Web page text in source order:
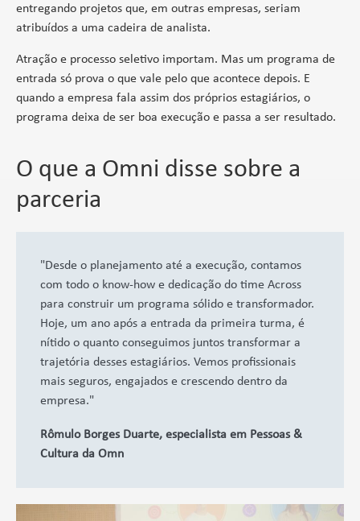
entregando projetos que, em outras empresas, seriam
atribuídos a uma cadeira de analista.
Atração e processo seletivo importam. Mas um programa de
entrada só prova o que vale pelo que acontece depois. E
quando a empresa fala assim dos próprios estagiários, o
programa deixa de ser boa execução e passa a ser resultado.
O que a Omni disse sobre a
parceria
"Desde o planejamento até a execução, contamos
com todo o know-how e dedicação do time Across
para construir um programa sólido e transformador.
Hoje, um ano após a entrada da primeira turma, é
nítido o quanto conseguimos juntos transformar a
trajetória desses estagiários. Vemos profissionais
mais seguros, engajados e crescendo dentro da
empresa."
Rômulo Borges Duarte, especialista em Pessoas &
Cultura da Omn